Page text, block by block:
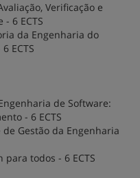
Verificação e
6 ECTS
da Engenharia do
ECTS
de Software:
- 6 ECTS
de Gestão da Engenharia
todos - 6 ECTS